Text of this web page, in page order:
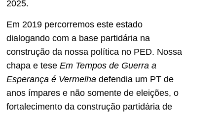
2025.
Em 2019 percorremos este estado
dialogando com a base partidária na
construção da nossa política no PED. Nossa
chapa e tese Em Tempos de Guerra a
Esperança é Vermelha defendia um PT de
anos ímpares e não somente de eleições, o
fortalecimento da construção partidária de